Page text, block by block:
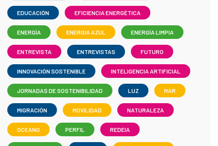
EDUCACIÓN EFICIENCIA ENERGÉTICA
ENERGÍA ENERGIA AZUL ENERGÍA LIMPIA
ENTREVISTA ENTREVISTAS FUTURO
INNOVACIÓN SOSTENIBLE INTELIGENCIA ARTIFICIAL
JORNADAS DE SOSTENIBILIDAD LUZ MAR
MIGRACIÓN MOVILIDAD NATURALEZA
OCEANO PERFIL REDEIA